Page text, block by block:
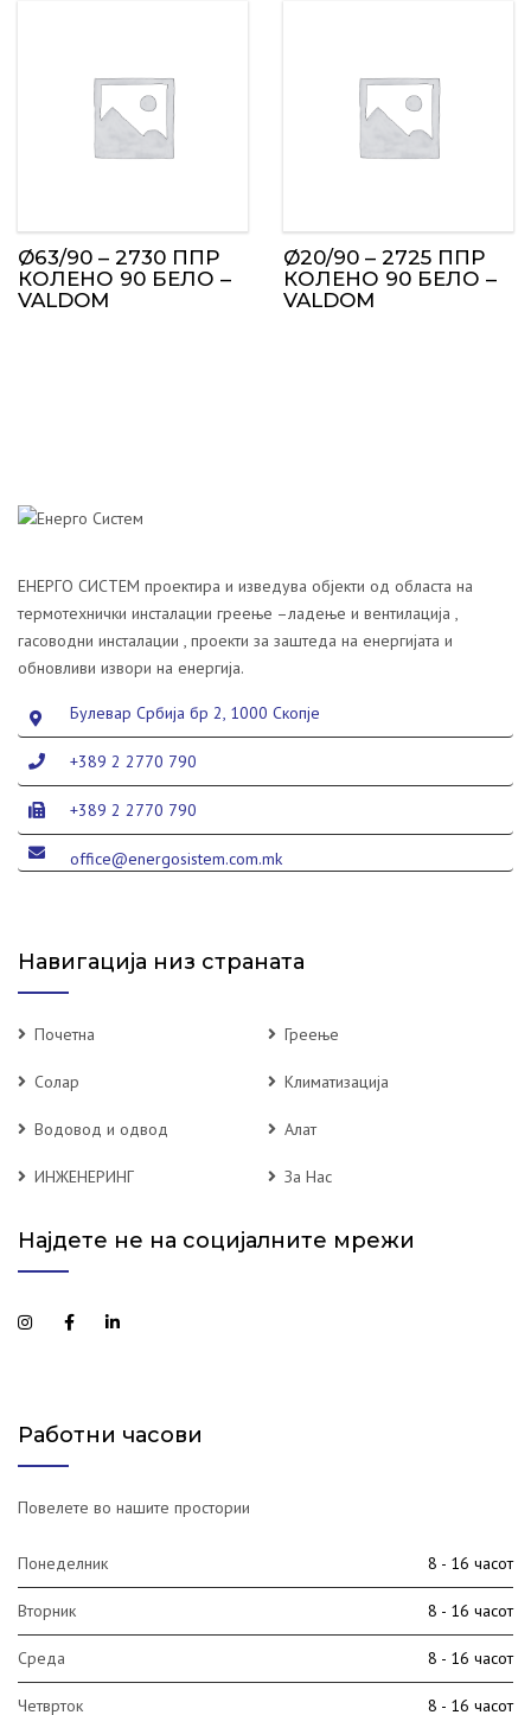
Ø63/90 – 2730 ППР
КОЛЕНО 90 БЕЛО –
VALDOM
Ø20/90 – 2725 ППР
КОЛЕНО 90 БЕЛО –
VALDOM
ЕНЕРГО СИСТЕМ проектира и изведува објекти од областа на
термотехнички инсталации греење –ладење и вентилација ,
гасоводни инсталации , проекти за заштеда на енергијата и
обновливи извори на енергија.
Булевар Србија бр 2, 1000 Скопје
+389 2 2770 790
+389 2 2770 790
office@energosistem.com.mk
Навигација низ страната
Почетна Греење
Солар Климатизација
Водовод и одвод Алат
ИНЖЕНЕРИНГ За Нас
Најдете не на социјалните мрежи
Работни часови
Повелете во нашите простории
Понеделник 8 - 16 часот
Вторник 8 - 16 часот
Среда 8 - 16 часот
Четврток 8 - 16 часот